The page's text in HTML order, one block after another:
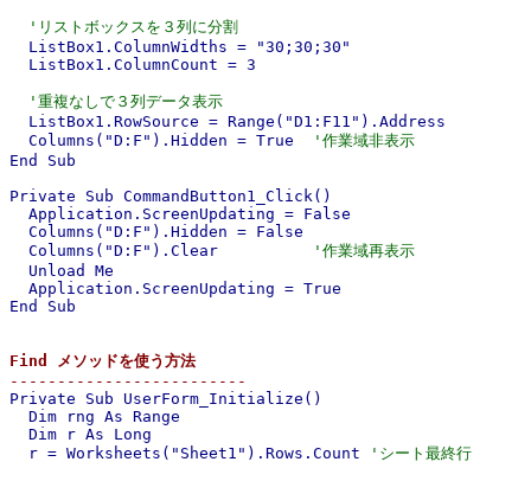
'リストボックスを３列に分割
  ListBox1.ColumnWidths = "30;30;30"
  ListBox1.ColumnCount = 3
'重複なしで３列データ表示
  ListBox1.RowSource = Range("D1:F11").Address
  Columns("D:F").Hidden = True
'作業域非表示
End Sub
Private Sub CommandButton1_Click()
  Application.ScreenUpdating = False
  Columns("D:F").Hidden = False
  Columns("D:F").Clear
'作業域再表示
  Unload Me
  Application.ScreenUpdating = True
End Sub
Find メソッドを使う方法
-------------------------
Private Sub UserForm_Initialize()
  Dim rng As Range
  Dim r As Long
  r = Worksheets("Sheet1").Rows.Count
'シート最終行